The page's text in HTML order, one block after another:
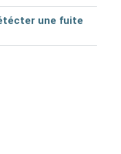
une fuite